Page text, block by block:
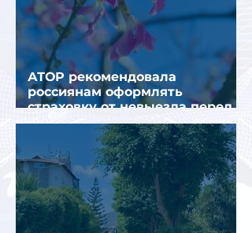
АТОР рекомендовала
россиянам оформлять
страховку от невыезда перед
поездкой в Грецию